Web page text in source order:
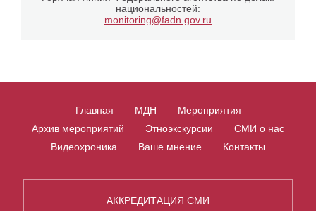
национальностей:
monitoring@fadn.gov.ru
Главная МДН
Мероприятия
Архив мероприятий
Этноэкскурсии
СМИ о нас
Видеохроника
Ваше мнение Контакты
АККРЕДИТАЦИЯ СМИ